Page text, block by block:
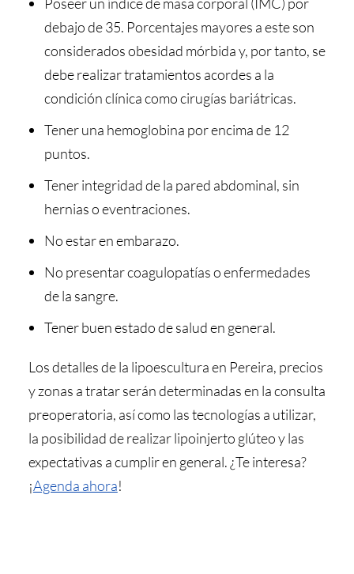
debajo de 35. Porcentajes mayores a este son
considerados obesidad mórbida y, por tanto, se
debe realizar tratamientos acordes a la
condición clínica como cirugías bariátricas.
Tener una hemoglobina por encima de 12
puntos.
Tener integridad de la pared abdominal, sin
hernias o eventraciones.
No estar en embarazo.
No presentar coagulopatías o enfermedades
de la sangre.
Tener buen estado de salud en general.
Los detalles de la lipoescultura en Pereira, precios
y zonas a tratar serán determinadas en la consulta
preoperatoria, así como las tecnologías a utilizar,
la posibilidad de realizar lipoinjerto glúteo y las
expectativas a cumplir en general. ¿Te interesa?
¡Agenda ahora!